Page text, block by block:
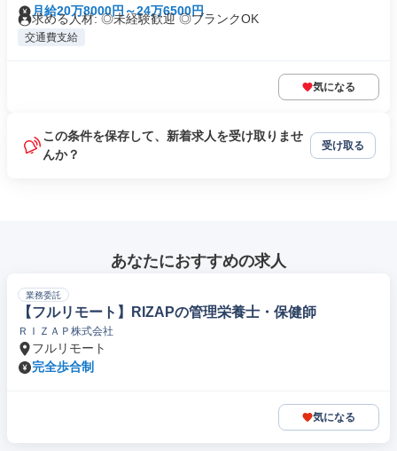
月給20万8000円～24万6500円
求める人材: ◎未経験歓迎 ◎ブランクOK
交通費支給
気になる
この条件を保存して、新着求人を受け取りませ
んか？
受け取る
あなたにおすすめの求人
業務委託
【フルリモート】RIZAPの管理栄養士・保健師
ＲＩＺＡＰ株式会社
フルリモート
完全歩合制
気になる